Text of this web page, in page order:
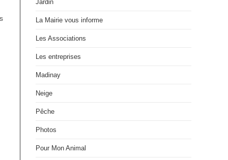
Jardin
La Mairie vous informe
Les Associations
Les entreprises
Madinay
Neige
Pêche
Photos
Pour Mon Animal